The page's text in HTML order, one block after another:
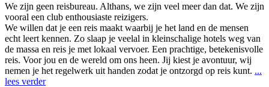
We zijn geen reisbureau. Althans, we zijn veel meer dan dat. We zijn
vooral een club enthousiaste reizigers.
We willen dat je een reis maakt waarbij je het land en de mensen
echt leert kennen. Zo slaap je veelal in kleinschalige hotels weg van
de massa en reis je met lokaal vervoer. Een prachtige, betekenisvolle
reis. Voor jou en de wereld om ons heen. Jij kiest je avontuur, wij
nemen je het regelwerk uit handen zodat je ontzorgd op reis kunt. ...
lees verder